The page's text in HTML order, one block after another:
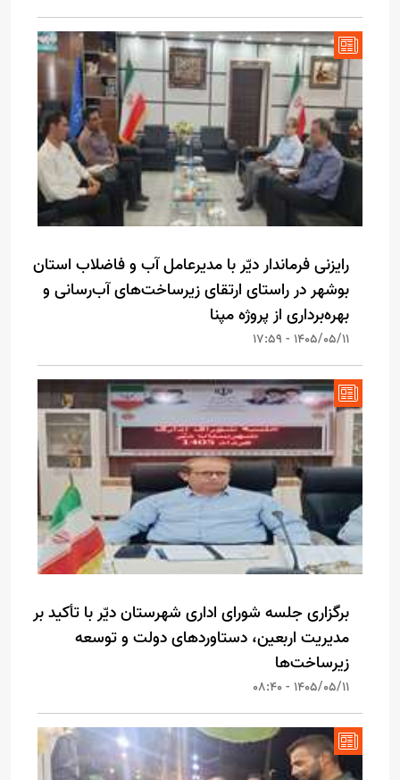
رایزنی فرماندار دیّر با مدیرعامل آب و فاضلاب استان
بوشهر در راستای ارتقای زیرساخت‌های آب‌رسانی و
بهره‌برداری از پروژه مپنا
1405/05/11 - 17:59
برگزاری جلسه شورای اداری شهرستان دیّر با تأکید بر
مدیریت اربعین، دستاوردهای دولت و توسعه
زیرساخت‌ها
1405/05/11 - 08:40